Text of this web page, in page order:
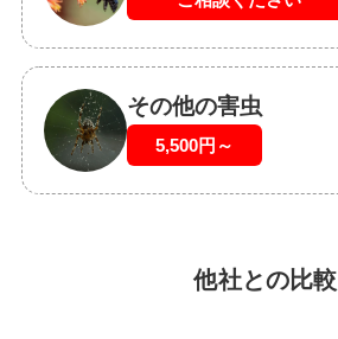
その他の害虫
5,500円～
他社との比較